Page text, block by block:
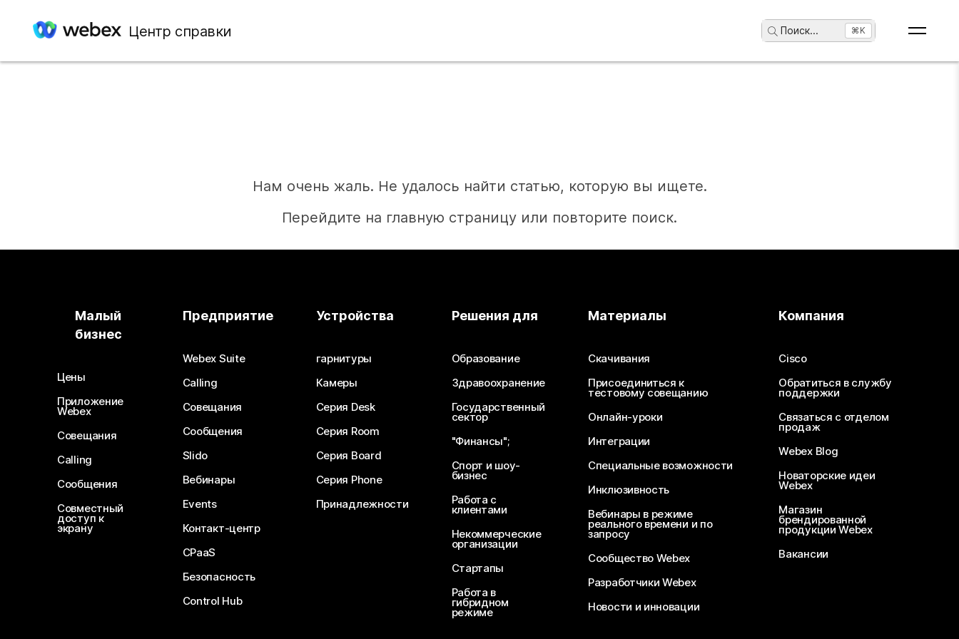
Центр справки Поиск... ⌘K
Нам очень жаль. Не удалось найти статью, которую вы ищете.
Перейдите на главную страницу или повторите поиск.
Необходим ответ?
Отправьте вопрос
Малый
бизнес
Цены
Приложение
Webex
Совещания
Calling
Сообщения
Совместный
доступ к
экрану
Предприятие
Webex Suite
Calling
Совещания
Сообщения
Slido
Вебинары
Events
Контакт-центр
CPaaS
Безопасность
Control Hub
Устройства
гарнитуры
Камеры
Серия Desk
Серия Room
Серия Board
Серия Phone
Принадлежности
Решения для
Образование
Здравоохранение
Государственный
сектор
"Финансы";
Спорт и шоу-
бизнес
Работа с
клиентами
Некоммерческие
организации
Стартапы
Работа в
гибридном
режиме
Материалы
Скачивания
Присоединиться к
тестовому совещанию
Онлайн-уроки
Интеграции
Специальные возможности
Инклюзивность
Вебинары в режиме
реального времени и по
запросу
Сообщество Webex
Разработчики Webex
Новости и инновации
Компания
Cisco
Обратиться в службу
поддержки
Связаться с отделом
продаж
Webex Blog
Новаторские идеи
Webex
Магазин
брендированной
продукции Webex
Вакансии